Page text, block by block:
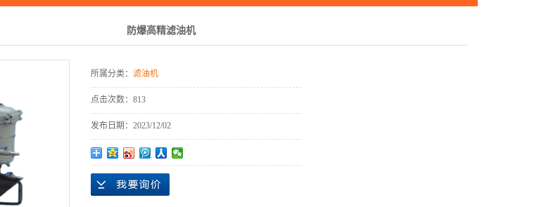
防爆高精滤油机
所属分类： 滤油机
点击次数： 813
发布日期： 2023/12/02